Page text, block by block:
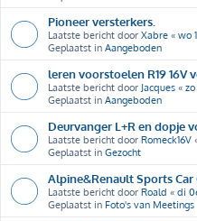
Pioneer versterkers.
Laatste bericht door Xabre « wo
Geplaatst in Aangeboden
leren voorstoelen R19 16V
Laatste bericht door Jacques «
Geplaatst in Aangeboden
Deurvanger L+R en dopje
Laatste bericht door Romeck16V
Geplaatst in Gezocht
Alpine&Renault Sports Car
Laatste bericht door Roald « di
Geplaatst in Foto's van Meetings